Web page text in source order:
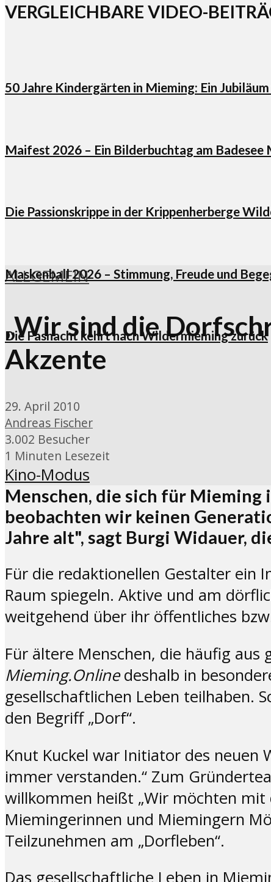
VERGLEICHBARE VIDEO-
50 Jahre Kindergärten in Mieming: Ein
Maifest 2026 – Ein Bilderbuchtag am Badesee
Die Passionskrippe in der Krippenherberge
Maskenball 2026 – Stimmung, Freude und
Die Fasnacht kehrt nach Wildermieming zurück
ALLGEMEIN
„Wir sind die
Akzente
29. April 2010
Andreas Fischer
3.002 Besucher
1 Minuten Lesezeit
Kino-Modus
Menschen, die sich für
beobachten wir keinen
Jahre alt", sagt Burgi Widauer,
Für die redaktionellen Gestalter ein
Raum spiegeln. Aktive und am
weitgehend über ihr öffentliches
Für ältere Menschen, die häufig
Mieming.Onlinedeshalb in
gesellschaftlichen Leben teilhaben.
den Begriff „Dorf“.
Knut Kuckel war Initiator des neuen
immer verstanden.“ Zum
willkommen heißt „Wir möchten mit
Miemingerinnen und Miemingern
Teilzunehmen am „Dorfleben“.
Das gesellschaftliche Leben in